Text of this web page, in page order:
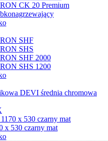
CK 20 Premium
SHF
SHS
SHF 2000
SHS 1200
DEVI średnia chromowa
х 530 czarny mat
х 530 czarny mat